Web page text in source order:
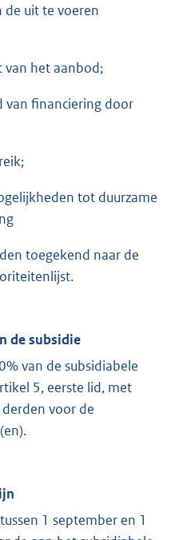
de uit te voeren
van het aanbod;
van financiering door
tot duurzame
toegekend naar de
de subsidie
van de subsidiabele
5, eerste lid, met
voor de
1 september en 1